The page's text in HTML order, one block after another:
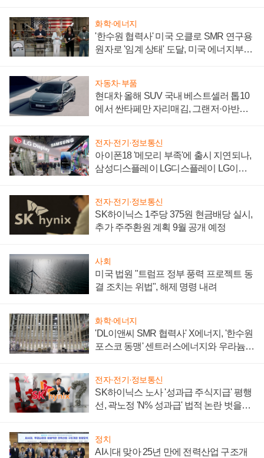
화학·에너지
'한수원 협력사' 미국 오클로 SMR 연구용
원자로 '임계 상태' 도달, 미국 에너지부
자동차·부품
현대차 올해 SUV 국내 베스트셀러 톱10
에서 싼타페만 자리매김, 그랜저·아반떼
전자·전기·정보통신
아이폰18 '메모리 부족'에 출시 지연되나,
삼성디스플레이 LG디스플레이 LG이노
전자·전기·정보통신
SK하이닉스 1주당 375원 현금배당 실시,
추가 주주환원 계획 9월 공개 예정
사회
미국 법원 "트럼프 정부 풍력 프로젝트 동
결 조치는 위법", 해제 명령 내려
화학·에너지
'DL이앤씨 SMR 협력사' X에너지, '한수원
포스코 동맹' 센트러스에너지와 우라늄
전자·전기·정보통신
SK하이닉스 노사 '성과급 주식지급' 평행
선, 곽노정 'N% 성과급' 법적 논란 벗을지
정치
AI시대 맞아 25년 만에 전력산업 구조개